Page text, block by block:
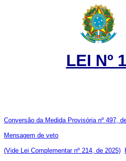
LEI Nº
Conversão da Medida Provisória nº 497,
Mensagem de veto
(Vide Lei Complementar nº 214, de 2025)